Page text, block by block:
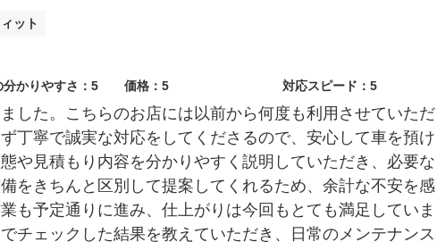
ット
分かりやすさ：5 価格：5 対応スピード：5
した。こちらのお店には以前から何度も利用させていただ
丁寧で誠実な対応をしてくださるので、安心して車を預け
や見積もり内容を分かりやすく説明していただき、必要な
をきちんと区別して提案してくれるため、余計な不安を感
も予定通りに進み、仕上がりは今回もとても満足していま
チェックした結果を教えていただき、日常のメンテナンス